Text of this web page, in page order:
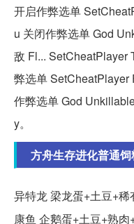
开启作弊选单
u 关闭作弊选单 God
敌 Fl... SetCheatPlayer
弊选单 SetCheatPlayer
作弊选单 God
y。
方舟生存进化普通
异特龙 梁龙蛋+土豆+
康鱼 企鹅蛋+土豆+熟